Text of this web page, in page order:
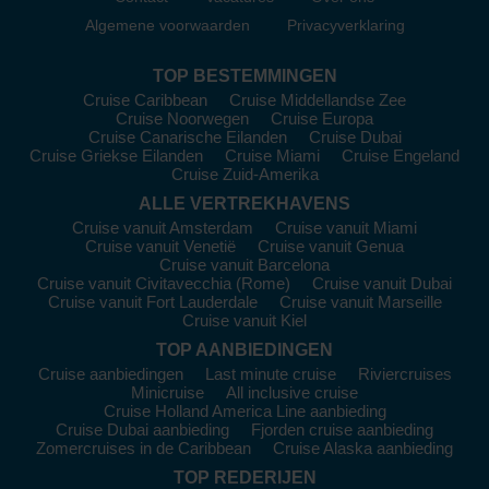
Hongarije, Slowakije en biedt soms uitstapjes naar Roemenië
en Bulgarije.
Een 1-week cruise kost meestal tussen €800 en €1.500, terwijl
luxe reizen tot €2.500 kunnen oplopen.
Wat kan ik aan boord verwachten?
Riviercruises op de Donau combineren comfortabele hutten,
culinair genieten, ontspanning en culturele excursies in de
steden langs de rivier.
Boek jeDonaucruisesbij Dreamlines en ervaar een
onvergetelijke reis vol cultuur, geschiedenis en
adembenemende landschappen langs deze prachtige
Europese rivier.
Algemene voorwaarden
Privacyverklaring
TOP BESTEMMINGEN
Cruise Caribbean
Cruise Middellandse Zee
Cruise Noorwegen
Cruise Europa
Cruise Canarische Eilanden
Cruise Dubai
Cruise Griekse Eilanden
Cruise Miami
Cruise Engeland
Cruise Zuid-Amerika
ALLE VERTREKHAVENS
Cruise vanuit Amsterdam
Cruise vanuit Miami
Cruise vanuit Venetië
Cruise vanuit Genua
Cruise vanuit Barcelona
Cruise vanuit Civitavecchia (Rome)
Cruise vanuit Dubai
Cruise vanuit Fort Lauderdale
Cruise vanuit Marseille
Cruise vanuit Kiel
TOP AANBIEDINGEN
Cruise aanbiedingen
Last minute cruise
Riviercruises
Minicruise
All inclusive cruise
Cruise Holland America Line aanbieding
Cruise Dubai aanbieding
Fjorden cruise aanbieding
Zomercruises in de Caribbean
Cruise Alaska aanbieding
TOP REDERIJEN